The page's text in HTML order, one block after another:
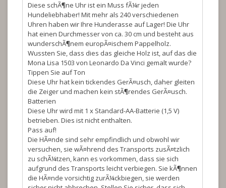
Diese schÃ¶ne Uhr ist ein Muss fÃ¼r jeden
Hundeliebhaber! Mit mehr als 240 verschiedenen
Uhren haben wir Ihre Hunderasse auf Lager! Die Uhr
hat einen Durchmesser von ca. 30 cm und besteht aus
wunderschÃ¶nem europÃ¤ischem Pappelholz.
Wussten Sie, dass dies das gleiche Holz ist, auf das die
Mona Lisa 1503 von Leonardo Da Vinci gemalt wurde?
Tippen Sie auf Ton
Diese Uhr hat kein tickendes GerÃ¤usch, daher gleiten
die Zeiger und machen kein stÃ¶rendes GerÃ¤usch.
Batterien
Diese Uhr wird mit 1 x Standard-AA-Batterie (1,5 V)
betrieben. Dies ist nicht enthalten.
Pass auf!
Die HÃ¤nde sind sehr empfindlich und obwohl wir
versuchen, sie wÃ¤hrend des Transports zusÃ¤tzlich
zu schÃ¼tzen, kann es vorkommen, dass sie sich
aufgrund des Transports leicht verbiegen. Sie kÃ¶nnen
die HÃ¤nde vorsichtig zurÃ¼ckbiegen, sie werden